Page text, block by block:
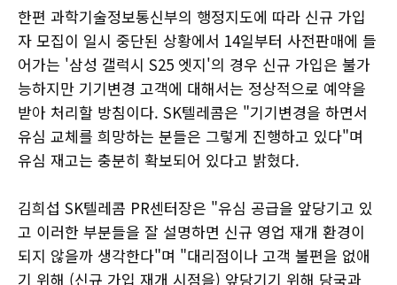
한편 과학기술정보통신부의 행정지도에 따라 신규 가입
자 모집이 일시 중단된 상황에서 14일부터 사전판매에 들
어가는 '삼성 갤럭시 S25 엣지'의 경우 신규 가입은 불가
능하지만 기기변경 고객에 대해서는 정상적으로 예약을
받아 처리할 방침이다. SK텔레콤은 "기기변경을 하면서
유심 교체를 희망하는 분들은 그렇게 진행하고 있다"며
유심 재고는 충분히 확보되어 있다고 밝혔다.
김희섭 SK텔레콤 PR센터장은 "유심 공급을 앞당기고 있
고 이러한 부분들을 잘 설명하면 신규 영업 재개 환경이
되지 않을까 생각한다"며 "대리점이나 고객 불편을 없애
기 위해 (신규 가입 재개 시점을) 앞당기기 위해 당국과